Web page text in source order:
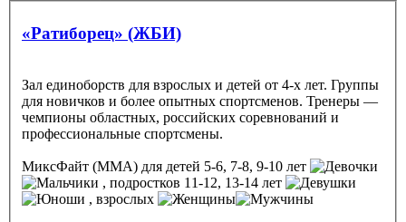
«Ратиборец» (ЖБИ)
Зал единоборств для взрослых и детей от 4-х лет. Группы
для новичков и более опытных спортсменов. Тренеры —
чемпионы областных, российских соревнований и
профессиональные спортсмены.
МиксФайт (ММА) для детей 5-6, 7-8, 9-10 лет
, подростков 11-12, 13-14 лет
, взрослых